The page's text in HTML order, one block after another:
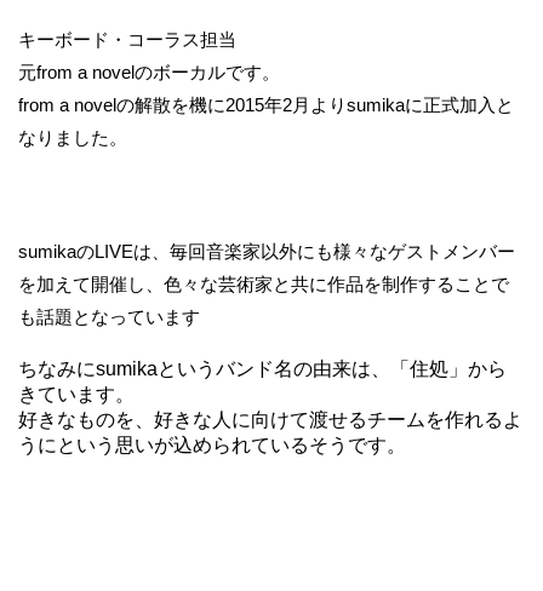
キーボード・コーラス担当
元from a novelのボーカルです。
from a novelの解散を機に2015年2月よりsumikaに正式加入と
なりました。
sumikaのLIVEは、毎回音楽家以外にも様々なゲストメンバー
を加えて開催し、色々な芸術家と共に作品を制作することで
も話題となっています
ちなみにsumikaというバンド名の由来は、「住処」から
きています。
好きなものを、好きな人に向けて渡せるチームを作れるよ
うにという思いが込められているそうです。